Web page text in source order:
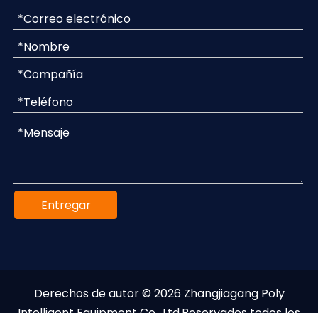
Entregar
Derechos de autor © 2026Zhangjiagang Poly